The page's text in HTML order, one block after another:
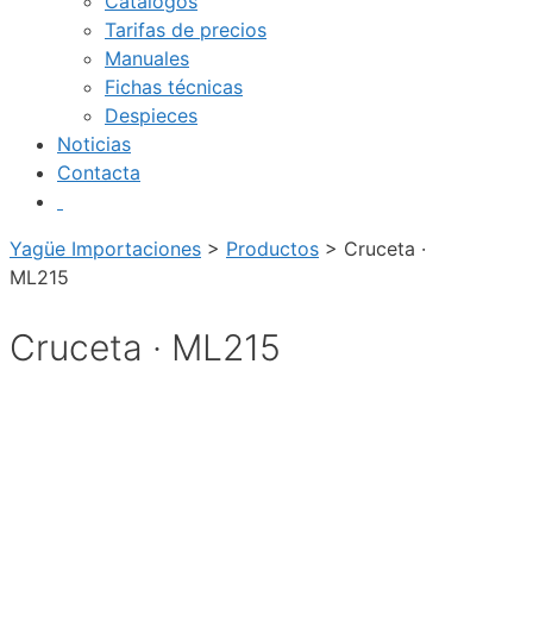
Tarifas de precios
Manuales
Fichas técnicas
Despieces
Noticias
Contacta
Yagüe Importaciones > Productos > Cruceta ·
ML215
Cruceta · ML215